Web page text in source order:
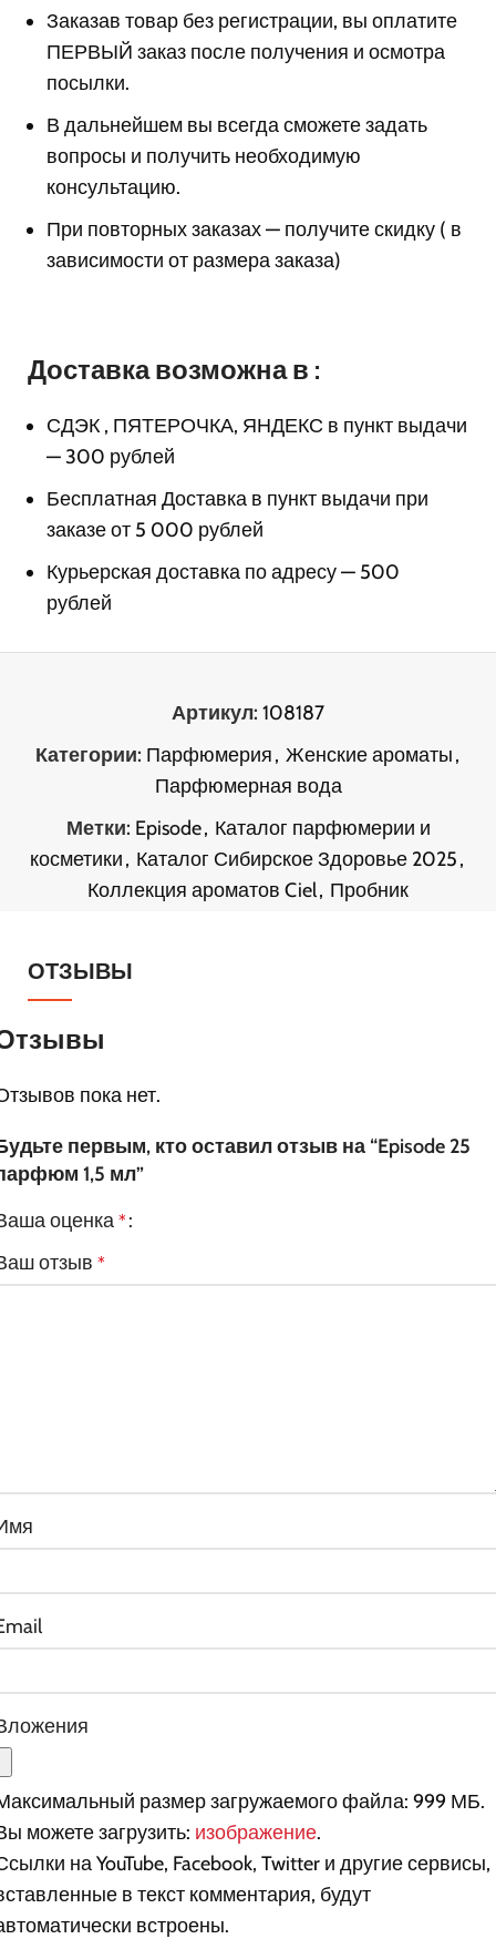
Заказав товар без регистрации, вы оплатите
ПЕРВЫЙ заказ после получения и осмотра
посылки.
В дальнейшем вы всегда сможете задать
вопросы и получить необходимую
консультацию.
При повторных заказах — получите скидку ( в
зависимости от размера заказа)
Доставка возможна в :
СДЭК , ПЯТЕРОЧКА, ЯНДЕКС в пункт выдачи
— 300 рублей
Бесплатная Доставка в пункт выдачи при
заказе от 5 000 рублей
Курьерская доставка по адресу — 500
рублей
Артикул: 108187
Категории: Парфюмерия, Женские ароматы,
Парфюмерная вода
Метки: Episode, Каталог парфюмерии и
косметики, Каталог Сибирское Здоровье 2025,
Коллекция ароматов Ciel, Пробник
ОТЗЫВЫ
пока нет.
первым, кто оставил отзыв на “Episode 25
1,5 мл”
оценка *
отзыв *
размер загружаемого файла: 999 МБ.
можете загрузить: изображение.
на YouTube, Facebook, Twitter и другие сервисы,
в текст комментария, будут
встроены.